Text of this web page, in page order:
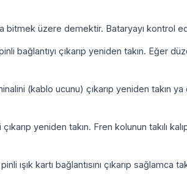
bitmek üzere demektir. Bataryayı kontrol
bağlantıyı çıkarıp yeniden takın. Eğer
(kablo ucunu) çıkarıp yeniden takın
yeniden takın. Fren kolunun takılı
ışık kartı bağlantısını çıkarıp sağlamca